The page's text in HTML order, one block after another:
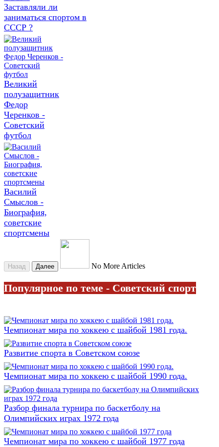
Заставляли ли
заниматься спортом в
СССР ?
Великий
полузащитник
Федор
Черенков -
Советский
футбол
Василий
Смыслов -
Биография,
советские
спортсмены
Назад Далее No More Articles
Популярное по теме - Советский спорт
Чемпионат мира по хоккею с шайбой 1981 года.
Развитие спорта в Советском союзе
Чемпионат мира по хоккею с шайбой 1990 года.
Разбор финала турнира по баскетболу на
Олимпийских играх 1972 года
Чемпионат мира по хоккею с шайбой 1977 года